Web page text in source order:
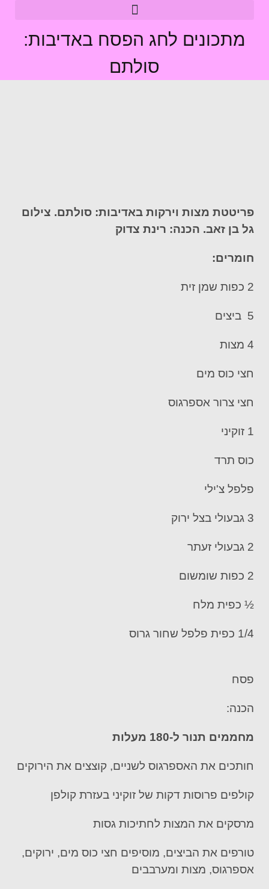
מתכונים לחג הפסח באדיבות:
סולתם
פריטטת מצות וירקות באדיבות: סולתם. צילום
גל בן זאב. הכנה: רינת צדוק
חומרים:
2 כפות שמן זית
5 ביצים
4 מצות
חצי כוס מים
חצי צרור אספרגוס
1 זוקיני
כוס תרד
פלפל צ'ילי
3 גבעולי בצל ירוק
2 גבעולי זעתר
2 כפות שומשום
½ כפית מלח
1/4 כפית פלפל שחור גרוס
פסח
הכנה:
מחממים תנור ל-180 מעלות
חותכים את האספרגוס לשניים, קוצצים את הירוקים
קולפים פרוסות דקות של זוקיני בעזרת קולפן
מרסקים את המצות לחתיכות גסות
טורפים את הביצים, מוסיפים חצי כוס מים, ירוקים,
אספרגוס, מצות ומערבבים